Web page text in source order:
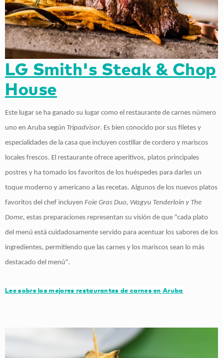
LG Smith's Steak & Chop
House
Este lugar se ha ganado su lugar como el restaurante de carnes número
uno en Aruba según Tripadvisor. Es bien conocido por sus filetes y
especialidades de la casa que incluyen costillar de cordero y mariscos
locales frescos. El restaurante ofrece aperitivos, platos principales
postres y ha tomado los favoritos de los huéspedes para darles un
toque moderno y americano a las recetas. Algunos de los nuevos platos
favoritos del chef incluyen Foie Gras Duo, Wagyu Tenderloin y The
Dome, estas preparaciones representan su visión de que "cada plato
del menú está cuidadosamente servido para acentuar los sabores de los
ingredientes, permitiendo que las carnes y los mariscos sean lo más
destacado del menú".
Lee sobre los mejores restaurantes de carnes en Aruba